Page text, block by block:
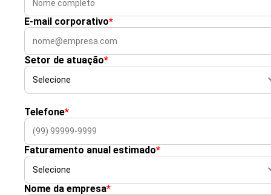
E-mail corporativo*
Setor de atuação*
Telefone*
Faturamento anual estimado*
Nome da empresa*